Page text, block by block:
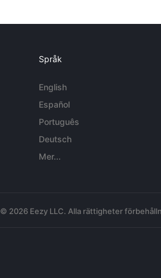
Språk
English
Español
Português
Deutsch
Mer...
© 2026 Eezy LLC. Alla rättigheter